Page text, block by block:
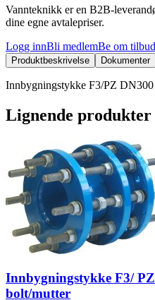
Vannteknikk er en B2B-
dine egne avtalepriser.
Logg innBli medlemBe om tilbud
Produktbeskrivelse Dokumenter
Innbygningstykke F3/PZ
Lignende produkter
Innbygningstykke F3/
bolt/mutter